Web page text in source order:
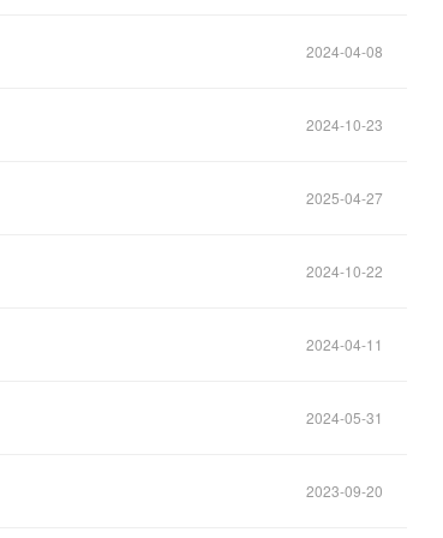
2024-04-08
2024-10-23
2025-04-27
2024-10-22
2024-04-11
2024-05-31
2023-09-20